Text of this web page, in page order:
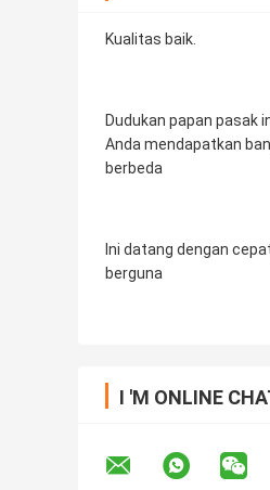
Kualitas baik.
Dudukan papan pasak
Anda mendapatkan
berbeda
Ini datang dengan
berguna
I 'M ONLINE